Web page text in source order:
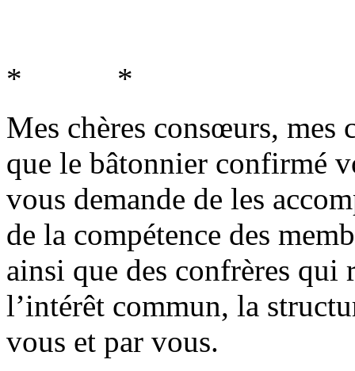
* *
Mes chères consœurs,
que le bâtonnier confirmé
vous demande de les
de la compétence des
ainsi que des confrères qui
l’intérêt commun, la
vous et par vous.